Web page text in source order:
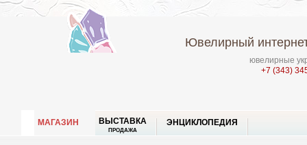
Ювелирный
ювелирные
+7 (343)
МАГАЗИН ВЫСТАВКА
ПРОДАЖА
ЭНЦИКЛОПЕДИЯ